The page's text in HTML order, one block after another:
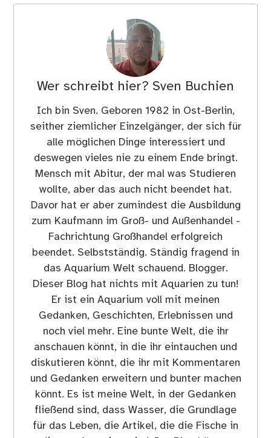
Wer schreibt hier? Sven Buchien
Ich bin Sven. Geboren 1982 in Ost-Berlin,
seither ziemlicher Einzelgänger, der sich für
alle möglichen Dinge interessiert und
deswegen vieles nie zu einem Ende bringt.
Mensch mit Abitur, der mal was Studieren
wollte, aber das auch nicht beendet hat.
Davor hat er aber zumindest die Ausbildung
zum Kaufmann im Groß- und Außenhandel -
Fachrichtung Großhandel erfolgreich
beendet. Selbstständig. Ständig fragend in
das Aquarium Welt schauend. Blogger.
Dieser Blog hat nichts mit Aquarien zu tun!
Er ist ein Aquarium voll mit meinen
Gedanken, Geschichten, Erlebnissen und
noch viel mehr. Eine bunte Welt, die ihr
anschauen könnt, in die ihr eintauchen und
diskutieren könnt, die ihr mit Kommentaren
und Gedanken erweitern und bunter machen
könnt. Es ist meine Welt, in der Gedanken
fließend sind, dass Wasser, die Grundlage
für das Leben, die Artikel, die die Fische in